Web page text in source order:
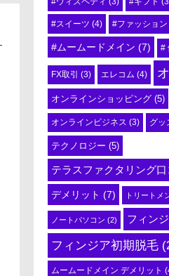
#スイーツ (4) #ファッション
#ムームードメイン (7) #
FX取引 (3) エレコム (4)
オンラインショッピング (5)
オンラインビジネス (3) グッ
テクノロジー (5)
テラスファクタリング口
デメリット (7) トリートメ
ノートパソコン (2) フィン
フィンジア初期脱毛
ムームードメイン デメリット